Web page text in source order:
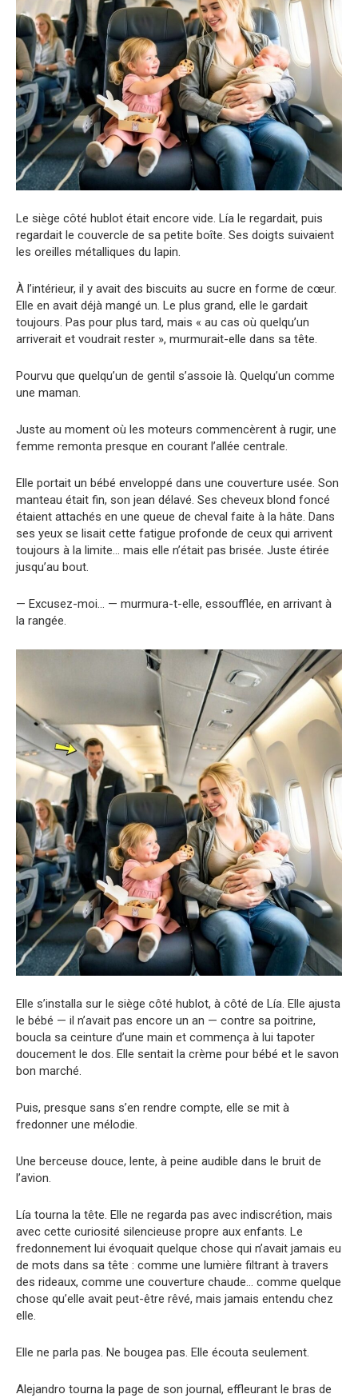
Le siège côté hublot était encore vide. Lía le regardait, puis
regardait le couvercle de sa petite boîte. Ses doigts suivaient
les oreilles métalliques du lapin.
À l’intérieur, il y avait des biscuits au sucre en forme de cœur.
Elle en avait déjà mangé un. Le plus grand, elle le gardait
toujours. Pas pour plus tard, mais « au cas où quelqu’un
arriverait et voudrait rester », murmurait-elle dans sa tête.
Pourvu que quelqu’un de gentil s’assoie là. Quelqu’un comme
une maman.
Juste au moment où les moteurs commencèrent à rugir, une
femme remonta presque en courant l’allée centrale.
Elle portait un bébé enveloppé dans une couverture usée. Son
manteau était fin, son jean délavé. Ses cheveux blond foncé
étaient attachés en une queue de cheval faite à la hâte. Dans
ses yeux se lisait cette fatigue profonde de ceux qui arrivent
toujours à la limite… mais elle n’était pas brisée. Juste étirée
jusqu’au bout.
— Excusez-moi… — murmura-t-elle, essoufflée, en arrivant à
la rangée.
Elle s’installa sur le siège côté hublot, à côté de Lía. Elle ajusta
le bébé — il n’avait pas encore un an — contre sa poitrine,
boucla sa ceinture d’une main et commença à lui tapoter
doucement le dos. Elle sentait la crème pour bébé et le savon
bon marché.
Puis, presque sans s’en rendre compte, elle se mit à
fredonner une mélodie.
Une berceuse douce, lente, à peine audible dans le bruit de
l’avion.
Lía tourna la tête. Elle ne regarda pas avec indiscrétion, mais
avec cette curiosité silencieuse propre aux enfants. Le
fredonnement lui évoquait quelque chose qui n’avait jamais eu
de mots dans sa tête : comme une lumière filtrant à travers
des rideaux, comme une couverture chaude… comme quelque
chose qu’elle avait peut-être rêvé, mais jamais entendu chez
elle.
Elle ne parla pas. Ne bougea pas. Elle écouta seulement.
Alejandro tourna la page de son journal, effleurant le bras de